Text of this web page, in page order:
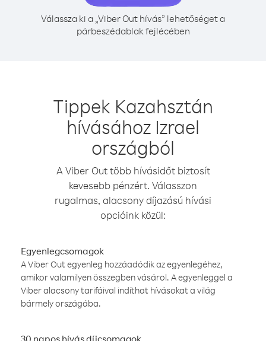
Válassza ki a „Viber Out hívás” lehetőséget a
párbeszédablak fejlécében
Tippek Kazahsztán
hívásához Izrael
országból
A Viber Out több hívásidőt biztosít
kevesebb pénzért. Válasszon
rugalmas, alacsony díjazású hívási
opcióink közül:
Egyenlegcsomagok
A Viber Out egyenleg hozzáadódik az egyenlegéhez,
amikor valamilyen összegben vásárol. A egyenleggel a
Viber alacsony tarifáival indíthat hívásokat a világ
bármely országába.
30 napos hívás díjcsomagok